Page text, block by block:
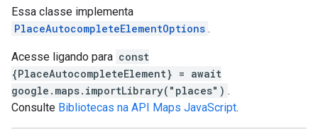
Essa classe implementa
PlaceAutocompleteElementOptions .
Acesse ligando para const
{PlaceAutocompleteElement} = await
google.maps.importLibrary("places") .
Consulte Bibliotecas na API Maps JavaScript.